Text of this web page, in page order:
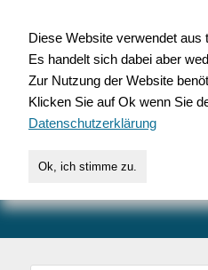
für
Diese Website verwendet
Es handelt sich dabei aber
Zur Nutzung der Website
Klicken Sie auf Ok wenn Sie
Datenschutzerklärung
Ok, ich stimme zu.